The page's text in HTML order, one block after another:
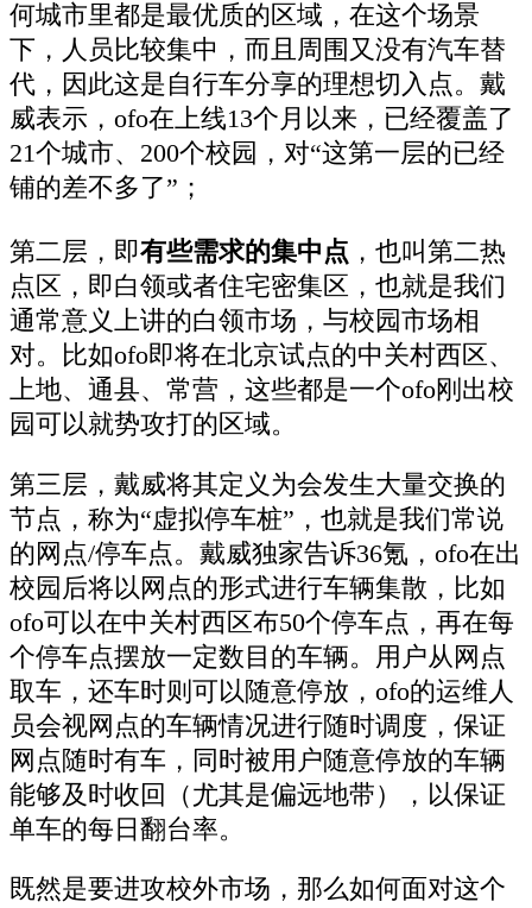
何城市里都是最优质的区域，在这个场景
下，人员比较集中，而且周围又没有汽车替
代，因此这是自行车分享的理想切入点。戴
威表示，ofo在上线13个月以来，已经覆盖了
21个城市、200个校园，对“这第一层的已经
铺的差不多了”；
第二层，即有些需求的集中点 ，也叫第二热
点区，即白领或者住宅密集区，也就是我们
通常意义上讲的白领市场，与校园市场相
对。比如ofo即将在北京试点的中关村西区、
上地、通县、常营，这些都是一个ofo刚出校
园可以就势攻打的区域。
第三层，戴威将其定义为会发生大量交换的
节点，称为“虚拟停车桩”，也就是我们常说
的网点/停车点。戴威独家告诉36氪，ofo在出
校园后将以网点的形式进行车辆集散，比如
ofo可以在中关村西区布50个停车点，再在每
个停车点摆放一定数目的车辆。用户从网点
取车，还车时则可以随意停放，ofo的运维人
员会视网点的车辆情况进行随时调度，保证
网点随时有车，同时被用户随意停放的车辆
能够及时收回（尤其是偏远地带），以保证
单车的每日翻台率。
既然是要进攻校外市场，那么如何面对这个